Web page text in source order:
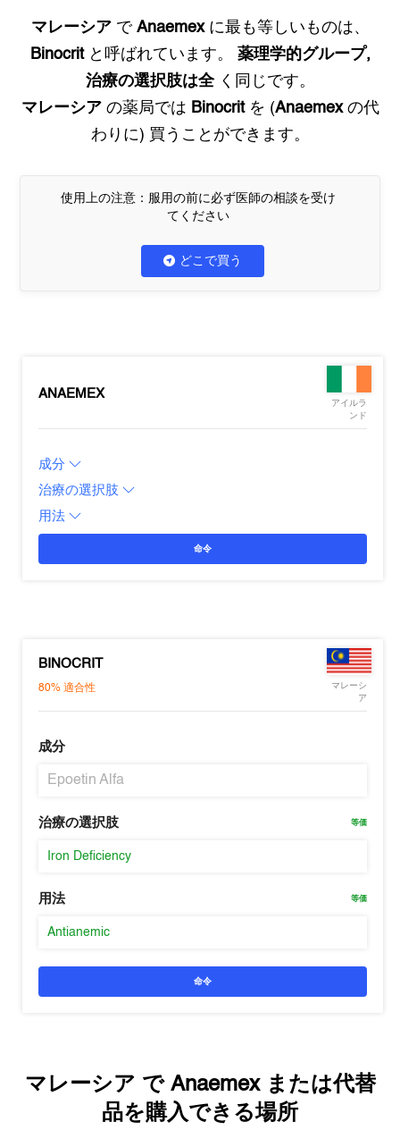
マレーシアで Anaemexに最も等しいものは、
Binocritと呼ばれています。
薬理学的グループ,
治療の選択肢は全 く同じです。
マレーシアの薬局では Binocritを (Anaemexの代
わりに) 買うことができます。
使用上の注意：服用の前に必ず医師の相談を受け
てください
どこで買う
ANAEMEX
アイルラ
ンド
成分
治療の選択肢
用法
命令
BINOCRIT
80%適合性
マレーシ
ア
成分
Epoetin Alfa
治療の選択肢 等価
Iron Deficiency
用法 等価
Antianemic
命令
マレーシア で Anaemexまたは代替
品を購入できる場所